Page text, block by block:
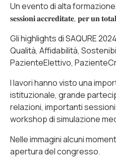
Un evento di alta formazione,
𝐬𝐞𝐬𝐬𝐢𝐨𝐧𝐢 𝐚𝐜𝐜𝐫𝐞𝐝𝐢𝐭𝐚𝐭𝐞, 𝐩𝐞𝐫 𝐮𝐧
Gli highlights di SAQURE
Qualità, Affidabilità,
PazienteElettivo,
I lavori hanno visto una
istituzionale, grande
relazioni, importanti
workshop di simulazione
Nelle immagini alcuni
apertura del congresso.